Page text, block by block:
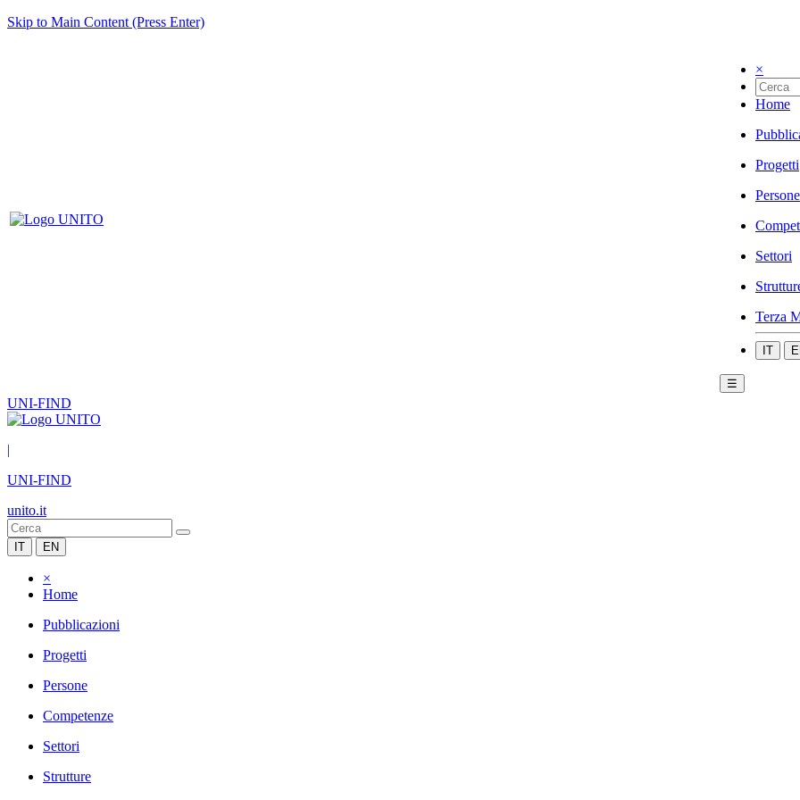
Skip to Main Content (Press Enter)
×
Home
Progetti
Persone
Settori
Terza
IT
☰
UNI-FIND
|
UNI-FIND
unito.it
IT EN
×
Home
Pubblicazioni
Progetti
Persone
Competenze
Settori
Strutture